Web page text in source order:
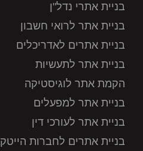
בניית אתרי נדל"ן
בניית אתר לרואי חשבון
בניית אתרים לאדריכלים
בניית אתר לתעשיות
הקמת אתר לוגיסטיקה
בניית אתר למפעלים
בניית אתר לעורכי דין
בניית אתרים לחברות הייטק